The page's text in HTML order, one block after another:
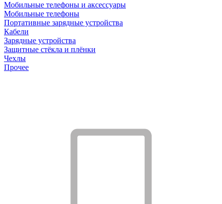
Мобильные телефоны и аксессуары
Мобильные телефоны
Портативные зарядные устройства
Кабели
Зарядные устройства
Защитные стёкла и плёнки
Чехлы
Прочее